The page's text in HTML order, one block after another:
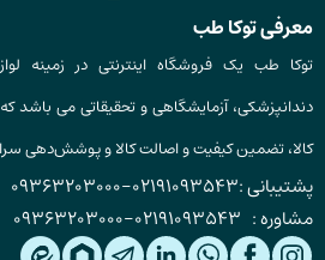
معرفی توکا طب
توکا طب یک فروشگاه اینترنتی در زمینه
دندانپزشکی، آزمایشگاهی و تحقیقاتی می باشد
کالا، تضمین کیفیت و اصالت کالا و پوشش‌دهی
پشتیبانی :02191093543
-
09363203000
مشاوره : 02191093543
-
09363203000